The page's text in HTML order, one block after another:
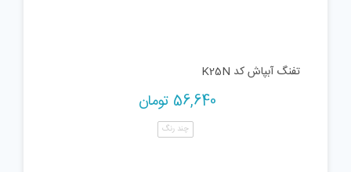
تفنگ آبپاش کد K25N
56,640 تومان
چند رنگ